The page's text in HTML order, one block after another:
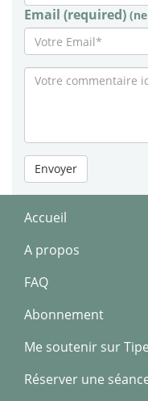
Email (required)
Envoyer
Accueil
A propos
FAQ
Abonnement
Me soutenir sur
Réserver une